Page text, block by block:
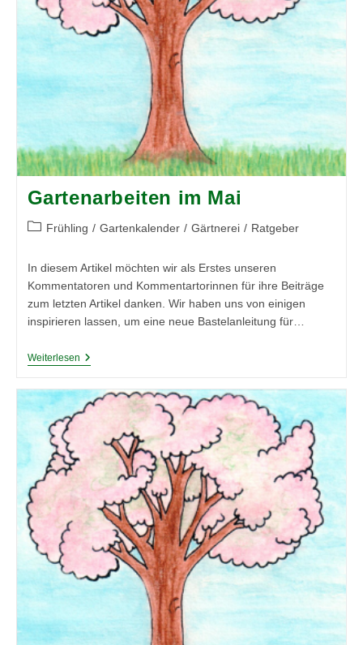
Gartenarbeiten im Mai
Beitrags-
Frühling / Gartenkalender / Gärtnerei / Ratgeber
In diesem Artikel möchten wir als Erstes unseren
Kommentatoren und Kommentartorinnen für ihre Beiträge
zum letzten Artikel danken. Wir haben uns von einigen
inspirieren lassen, um eine neue Bastelanleitung für…
WeiterlesenGartenarbeiten